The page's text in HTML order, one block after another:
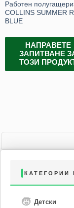
Работен
COLLINS SUMMER
BLUE
НАПРАВЕТЕ
ЗАПИТВАНЕ
ТОЗИ
КАТЕГОРИИ
🧒 Детски